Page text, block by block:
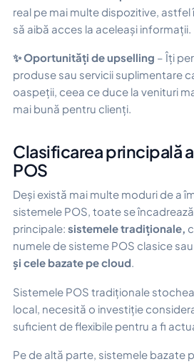
real pe mai multe dispozitive,
să aibă acces la aceleași informații.
✨ Oportunități de upselling – Îți
produse sau servicii suplimentare
oaspeții, ceea ce duce la venituri
mai bună pentru clienți.
Clasificarea principală
POS
Deși există mai multe moduri de a
sistemele POS, toate se
principale: sistemele tradiționale,
numele de sisteme POS clasice
și cele bazate pe cloud.
Sistemele POS tradiționale
local, necesită o investiție
suficient de flexibile pentru a fi
Pe de altă parte, sistemele bazate